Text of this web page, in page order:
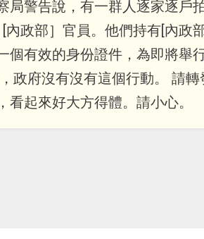
局警告說，有一群人逐家逐戶
內政部］官員。他們持有[內政
個有效的身份證件，為即將舉
政府沒有沒有這個行動。 請
看起來好大方得體。請小心。